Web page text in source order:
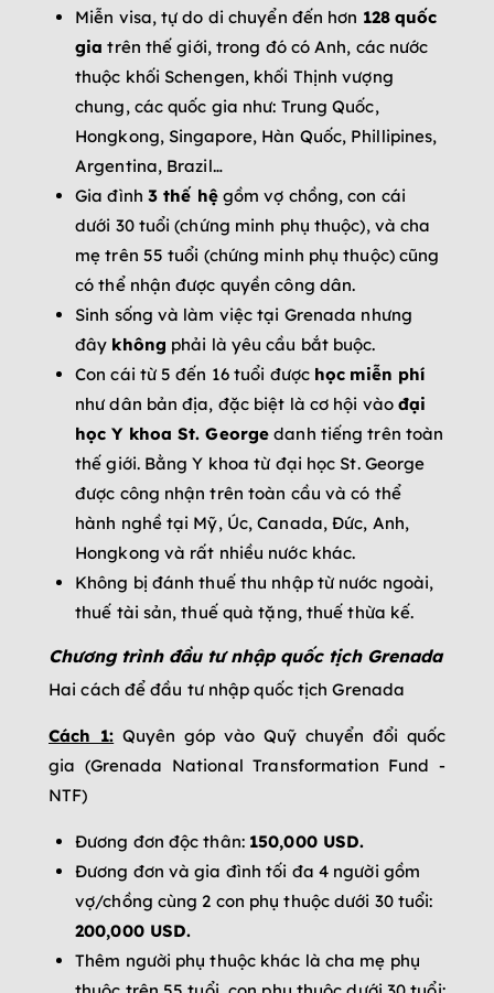
Miễn visa, tự do di chuyển đến hơn 128 quốc
gia trên thế giới, trong đó có Anh, các nước
thuộc khối Schengen, khối Thịnh vượng
chung, các quốc gia như: Trung Quốc,
Hongkong, Singapore, Hàn Quốc, Phillipines,
Argentina, Brazil…
Gia đình 3 thế hệgồm vợ chồng, con cái
dưới 30 tuổi (chứng minh phụ thuộc), và cha
mẹ trên 55 tuổi (chứng minh phụ thuộc) cũng
có thể nhận được quyền công dân.
Sinh sống và làm việc tại Grenada nhưng
đây không phải là yêu cầu bắt buộc.
Con cái từ 5 đến 16 tuổi được học miễn phí
như dân bản địa, đặc biệt là cơ hội vào đại
học Y khoa St. George danh tiếng trên toàn
thế giới. Bằng Y khoa từ đại học St. George
được công nhận trên toàn cầu và có thể
hành nghề tại Mỹ, Úc, Canada, Đức, Anh,
Hongkong và rất nhiều nước khác.
Không bị đánh thuế thu nhập từ nước ngoài,
thuế tài sản, thuế quà tặng, thuế thừa kế.
Chương trình đầu tư nhập quốc tịch Grenada
Hai cách để đầu tư nhập quốc tịch Grenada
Cách 1: Quyên góp vào Quỹ chuyển đổi quốc
gia (Grenada National Transformation Fund -
NTF)
Đương đơn độc thân: 150,000 USD.
Đương đơn và gia đình tối đa 4 người gồm
vợ/chồng cùng 2 con phụ thuộc dưới 30 tuổi:
200,000 USD.
Thêm người phụ thuộc khác là cha mẹ phụ